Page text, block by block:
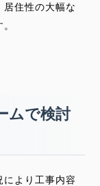
住性の大幅な
ムで検討
より工事内容